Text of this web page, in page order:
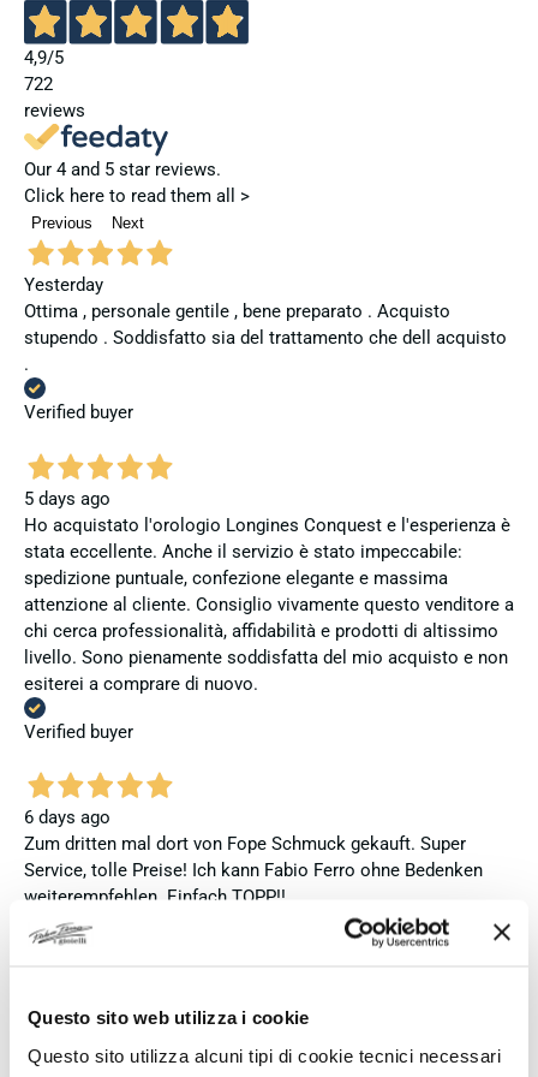
Questo sito web utilizza i cookie
Questo sito utilizza alcuni tipi di cookie tecnici necessari
4,9/5
722
reviews
Our 4 and 5 star reviews.
Click here to read them all >
Previous Next
Yesterday
Ottima , personale gentile , bene preparato . Acquisto
stupendo . Soddisfatto sia del trattamento che dell acquisto
.
Verified buyer
5 days ago
Ho acquistato l'orologio Longines Conquest e l'esperienza è
stata eccellente. Anche il servizio è stato impeccabile:
spedizione puntuale, confezione elegante e massima
attenzione al cliente. Consiglio vivamente questo venditore a
chi cerca professionalità, affidabilità e prodotti di altissimo
livello. Sono pienamente soddisfatta del mio acquisto e non
esiterei a comprare di nuovo.
Verified buyer
6 days ago
Zum dritten mal dort von Fope Schmuck gekauft. Super
Service, tolle Preise! Ich kann Fabio Ferro ohne Bedenken
weiterempfehlen. Einfach TOPP!!
Verified buyer
6 days ago
Ich bin insgesamt mit meinem Kauf zufrieden. Die Uhr ist